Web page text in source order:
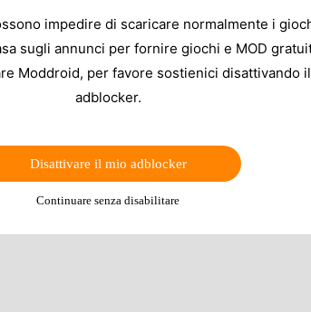
impedire di scaricare normalmente i
sugli annunci per fornire giochi e MOD
Moddroid, per favore sostienici disattivando
adblocker.
Disattivare il mio adblocker
Continuare senza disabilitare